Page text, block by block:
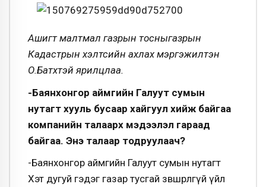
Ашигт малтмал газрын тосныгазрын
Кадастрын хэлтсийн ахлах мэргэжилтэн
О.Батхүүтэй ярилцлаа.
-Баянхонгор аймгийн Галуут сумын
нутагт хууль бусаар хайгуул хийж байгаа
компанийн талаарх мэдээлэл гараад
байгаа. Энэ талаар тодруулаач?
-Баянхонгор аймгийн Галуут сумын нутагт
Хэт дугуй гэдэг газар тусгай зөвшөөрөлгүй үйл